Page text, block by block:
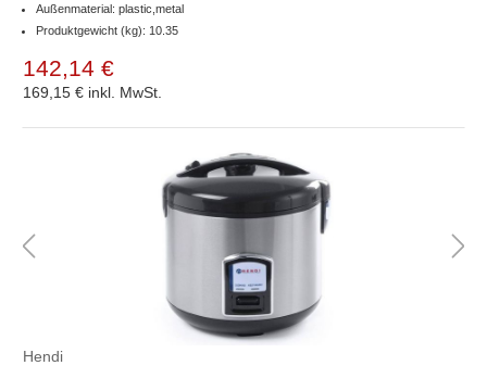
Außenmaterial: plastic,metal
Produktgewicht (kg): 10.35
142,14 €
169,15 € inkl. MwSt.
Hendi